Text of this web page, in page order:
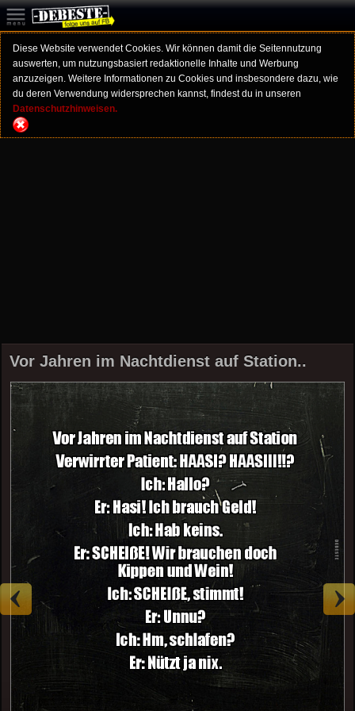
Diese Website verwendet Cookies. Wir können damit die Seitennutzung
auswerten, um nutzungsbasiert redaktionelle Inhalte und Werbung
anzuzeigen. Weitere Informationen zu Cookies und insbesondere dazu, wie
du deren Verwendung widersprechen kannst, findest du in unseren
Datenschutzhinweisen.
Vor Jahren im Nachtdienst auf Station..